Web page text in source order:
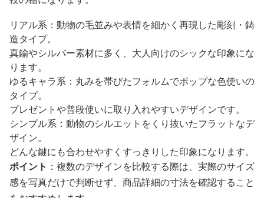
リアル系：動物の毛並みや表情を細かく再現した彫刻・鋳
造タイプ。
真鍮やシルバー素材に多く、大人向けのシックな印象にな
ります。
ゆるキャラ系：丸みを帯びたフォルムでポップな色使いの
タイプ。
プレゼントや普段使いに取り入れやすいデザインです。
シンプル系：動物のシルエットをくり抜いたフラットなデ
ザイン。
どんな鍵にも合わせやすくすっきりした印象になります。
ポイント ：複数のデザインを比較する際は、実際のサイズ
感を写真だけで判断せず、商品詳細の寸法を確認すること